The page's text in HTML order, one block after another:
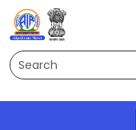
Search